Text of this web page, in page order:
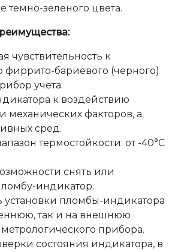
темно-зеленого цвета.
чувствительность к
фиррито-бариевого (черного)
учета.
к воздействию
механических факторов, а
сред.
термостойкости: от -40°С
снять или
индикатор.
установки пломбы-индикатора
так и на внешнюю
прибора.
состояния индикатора, в